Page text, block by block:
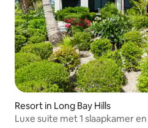
Resort in Long Bay Hills
Luxe suite met 1 slaapkamer